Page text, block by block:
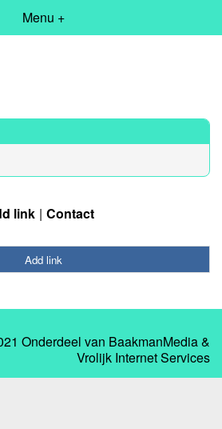
Menu +
link Contact
Add link
Onderdeel van BaakmanMedia&
Vrolijk Internet Services